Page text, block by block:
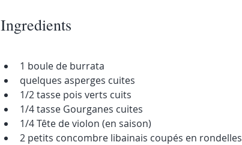
Ingredients
1 boule de burrata
quelques asperges cuites
1/2 tasse pois verts cuits
1/4 tasse Gourganes cuites
1/4 Tête de violon (en saison)
2 petits concombre libainais coupés en rondelles